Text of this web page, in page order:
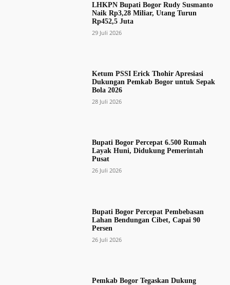
LHKPN Bupati Bogor Rudy Susmanto
Naik Rp3,28 Miliar, Utang Turun
Rp452,5 Juta
29 Juli 2026
Ketum PSSI Erick Thohir Apresiasi
Dukungan Pemkab Bogor untuk Sepak
Bola 2026
28 Juli 2026
Bupati Bogor Percepat 6.500 Rumah
Layak Huni, Didukung Pemerintah
Pusat
26 Juli 2026
Bupati Bogor Percepat Pembebasan
Lahan Bendungan Cibet, Capai 90
Persen
26 Juli 2026
Pemkab Bogor Tegaskan Dukung